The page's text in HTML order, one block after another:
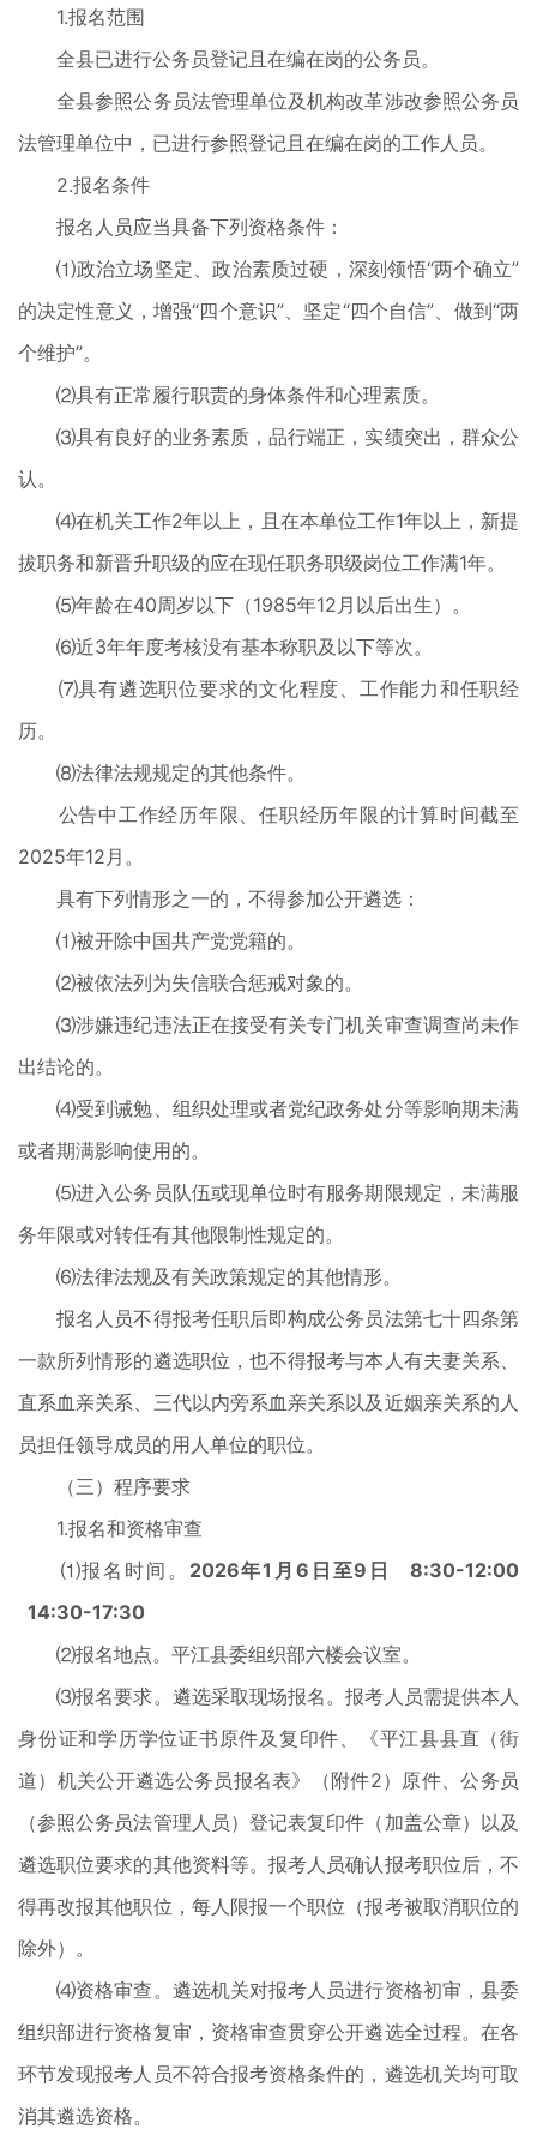
1.报名范围
全县已进行公务员登记且在编在岗的公务员。
全县参照公务员法管理单位及机构改革涉改参照公务员
法管理单位中，已进行参照登记且在编在岗的工作人员。
2.报名条件
报名人员应当具备下列资格条件：
⑴政治立场坚定、政治素质过硬，深刻领悟“两个确立”
的决定性意义，增强“四个意识”、坚定“四个自信”、做到“两
个维护”。
⑵具有正常履行职责的身体条件和心理素质。
⑶具有良好的业务素质，品行端正，实绩突出，群众公
认。
⑷在机关工作2年以上，且在本单位工作1年以上，新提
拔职务和新晋升职级的应在现任职务职级岗位工作满1年。
⑸年龄在40周岁以下（1985年12月以后出生）。
⑹近3年年度考核没有基本称职及以下等次。
⑺具有遴选职位要求的文化程度、工作能力和任职经
历。
⑻法律法规规定的其他条件。
公告中工作经历年限、任职经历年限的计算时间截至
2025年12月。
具有下列情形之一的，不得参加公开遴选：
⑴被开除中国共产党党籍的。
⑵被依法列为失信联合惩戒对象的。
⑶涉嫌违纪违法正在接受有关专门机关审查调查尚未作
出结论的。
⑷受到诫勉、组织处理或者党纪政务处分等影响期未满
或者期满影响使用的。
⑸进入公务员队伍或现单位时有服务期限规定，未满服
务年限或对转任有其他限制性规定的。
⑹法律法规及有关政策规定的其他情形。
报名人员不得报考任职后即构成公务员法第七十四条第
一款所列情形的遴选职位，也不得报考与本人有夫妻关系、
直系血亲关系、三代以内旁系血亲关系以及近姻亲关系的人
员担任领导成员的用人单位的职位。
（三）程序要求
1.报名和资格审查
⑴报名时间。 2026年1月6日至9日8:30-12:00
14:30-17:30
⑵报名地点。平江县委组织部六楼会议室。
⑶报名要求。遴选采取现场报名。报考人员需提供本人
身份证和学历学位证书原件及复印件、《平江县县直（街
道）机关公开遴选公务员报名表》（附件2）原件、公务员
（参照公务员法管理人员）登记表复印件（加盖公章）以及
遴选职位要求的其他资料等。报考人员确认报考职位后，不
得再改报其他职位，每人限报一个职位（报考被取消职位的
除外）。
⑷资格审查。遴选机关对报考人员进行资格初审，县委
组织部进行资格复审，资格审查贯穿公开遴选全过程。在各
环节发现报考人员不符合报考资格条件的，遴选机关均可取
消其遴选资格。